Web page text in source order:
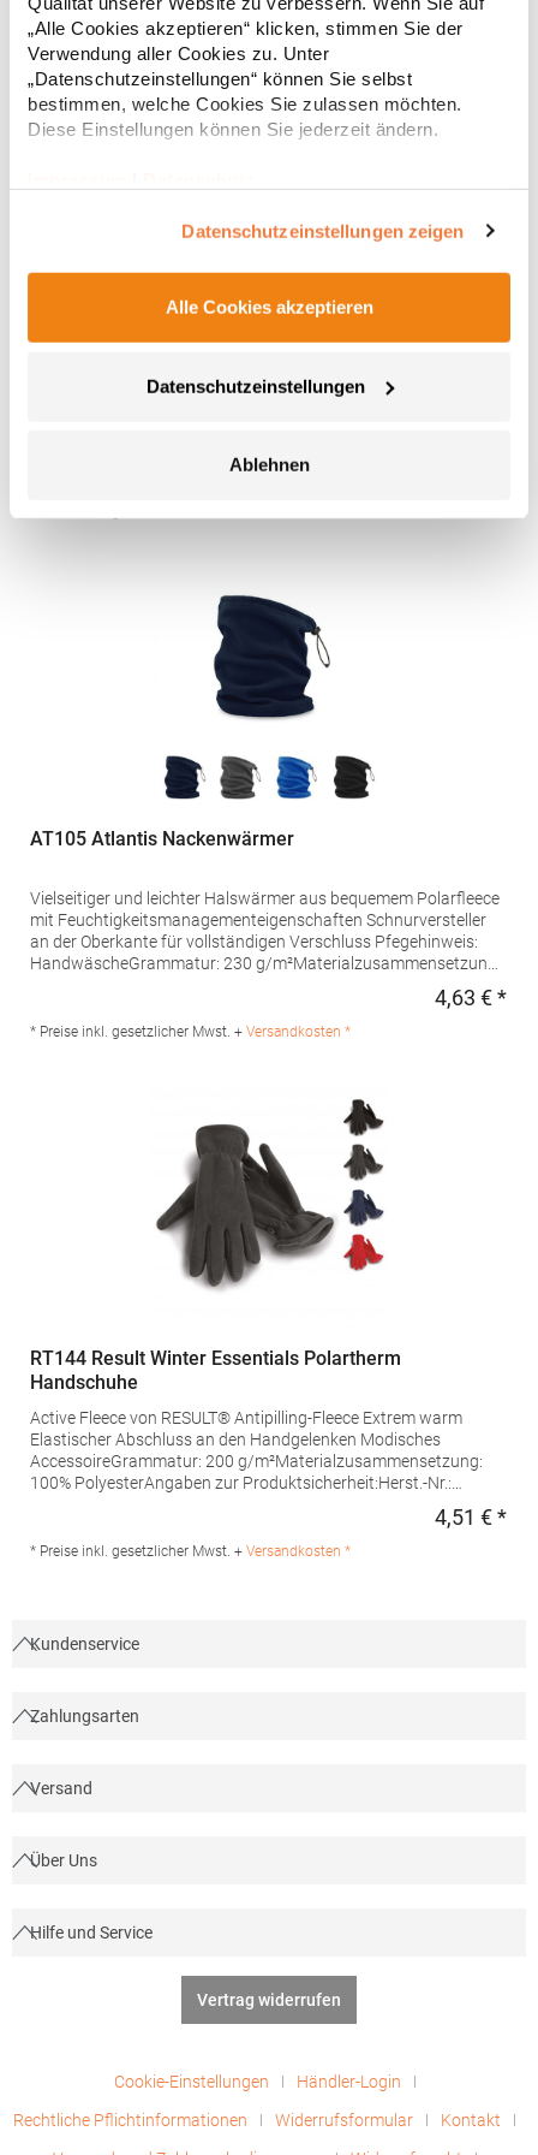
„Alle Cookies akzeptieren“ klicken, stimmen Sie der
Verwendung aller Cookies zu. Unter
„Datenschutzeinstellungen“ können Sie selbst
bestimmen, welche Cookies Sie zulassen möchten.
Diese Einstellungen können Sie jederzeit ändern.
Datenschutzeinstellungen zeigen
Alle Cookies akzeptieren
Datenschutzeinstellungen
Ablehnen
AT7001 Atlantis Nantai Halswärmer
Kompakte Bauweise Merinowolle Thermische Regulierung
Antibakterielle EigenschaftenPfegehinweis:
Via Giorgio La Pira, 19 – 3007 San Donà di Piave (VE),
AT105 Atlantis Nackenwärmer
Vielseitiger und leichter Halswärmer aus bequemem Polarfleece
mit Feuchtigkeitsmanagementeigenschaften Schnurversteller
an der Oberkante für vollständigen Verschluss Pfegehinweis:
HandwäscheGrammatur: 230 g/m²Materialzusammensetzung:
Produktsicherheit: Herst.-Nr.: HOTRHersteller: Master Italia S.p.A.
Via Giorgio La Pira 19 30027 San Donà di Piave Italien E-Mail:
4,63 € *
* Preise inkl. gesetzlicher Mwst. + Versandkosten *
RT144 Result Winter Essentials Polartherm
Handschuhe
Active Fleece von RESULT® Antipilling-Fleece Extrem warm
Elastischer Abschluss an den Handgelenken Modisches
AccessoireGrammatur: 200 g/m²Materialzusammensetzung:
100% PolyesterAngaben zur Produktsicherheit:Herst.-Nr.:
4,51 € *
* Preise inkl. gesetzlicher Mwst. + Versandkosten *
Kundenservice
Zahlungsarten
Versand
Über Uns
Hilfe und Service
Vertrag widerrufen
Cookie-Einstellungen
Händler-Login
Rechtliche Pflichtinformationen
Widerrufsformular
Kontakt